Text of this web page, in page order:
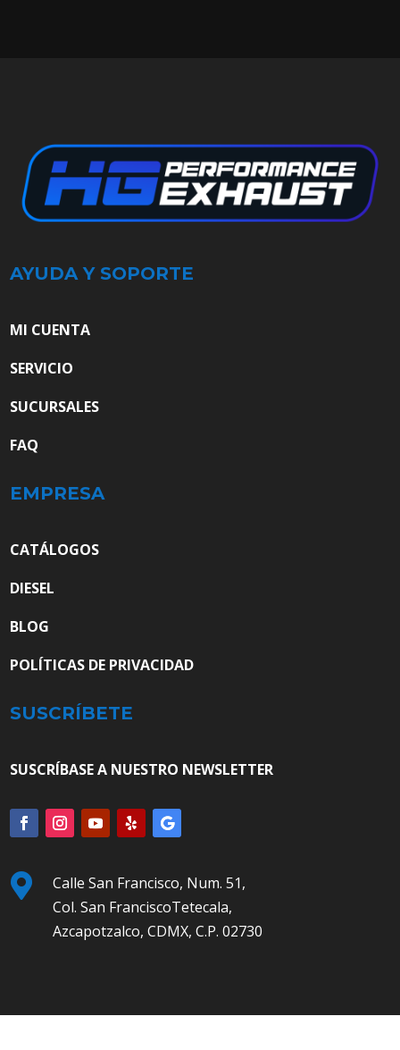
AYUDA Y SOPORTE
MI CUENTA
SERVICIO
SUCURSALES
FAQ
EMPRESA
CATÁLOGOS
DIESEL
BLOG
POLÍTICAS DE PRIVACIDAD
SUSCRÍBETE
SUSCRÍBASE A NUESTRO NEWSLETTER

Calle San Francisco, Num. 51,
Col. San FranciscoTetecala,
Azcapotzalco, CDMX, C.P. 02730